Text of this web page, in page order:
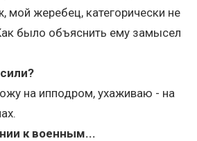
мой жеребец, категорически не
было объяснить ему замысел
на ипподром, ухаживаю - на
к военным...